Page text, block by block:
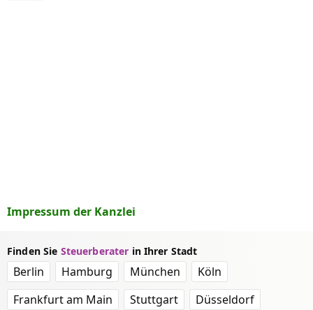
Impressum der Kanzlei
Finden Sie Steuerberater in Ihrer Stadt
Berlin Hamburg München
Köln
Frankfurt am Main
Stuttgart
Düsseldorf